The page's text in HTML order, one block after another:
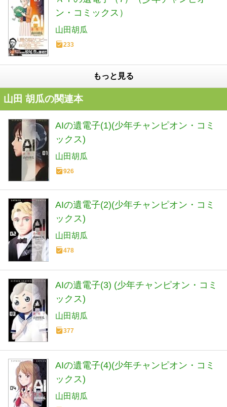
ン・コミックス）
山田胡瓜
233
もっと見る
山田 胡瓜の関連本
AIの遺電子(1)(少年チャンピオン・コミ
ックス)
山田胡瓜
926
AIの遺電子(2)(少年チャンピオン・コミ
ックス)
山田胡瓜
478
AIの遺電子(3) (少年チャンピオン・コミ
ックス)
山田胡瓜
377
AIの遺電子(4)(少年チャンピオン・コミ
ックス)
山田胡瓜